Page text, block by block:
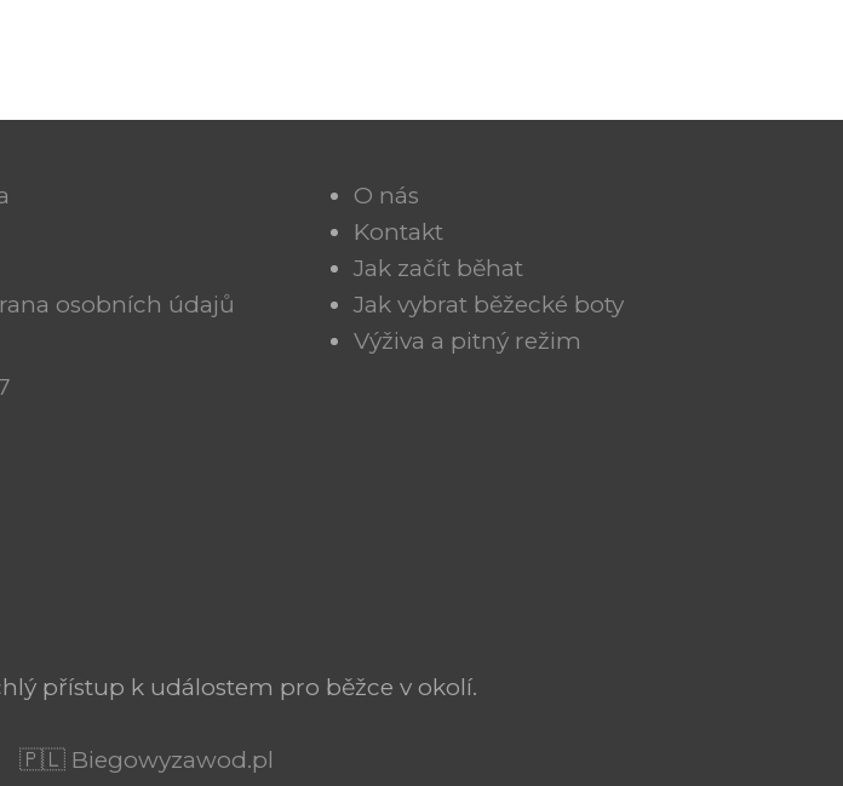
osobních údajů
O nás
Kontakt
Jak začít běhat
Jak vybrat běžecké boty
Výživa a pitný režim
přístup k událostem pro běžce v okolí.
🇵🇱 Biegowyzawod.pl